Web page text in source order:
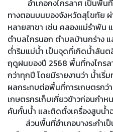
อำเภอกงไกรลาศ เป็นพื้นที่
ทางตอนบนของจังหวัดสุโขทัย
หลายสาขา เช่น คลองแม่รำพัน
ตำบลไกรนอก ตำบลบ้านกร่าง
ต่ำริมแม่น้ำ เป็นจุดที่เกิดน้ำล้น
ฤดูฝนของปี 2568 พื้นที่กงไกรล
กว่าทุกปี โดยมีรายงานว่า น้ำเ
ผลกระทบต่อพื้นที่การเกษตรกว่า
เกษตรกรเก็บเกี่ยวข้าวก่อนกำ
คันกั้นน้ำ และติดตั้งเครื่องสูบน้ำ
ส่วนพื้นที่อำเภอบางระกำเป็